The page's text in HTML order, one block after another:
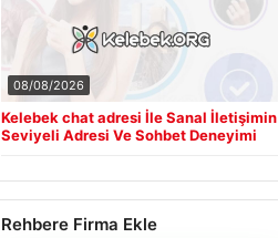
08/08/2026
Kelebek chat adresi İle Sanal İletişimin
Seviyeli Adresi Ve Sohbet Deneyimi
Rehbere Firma Ekle